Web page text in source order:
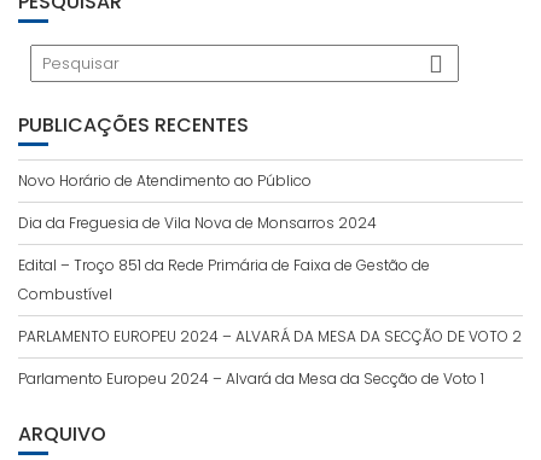
PUBLICAÇÕES RECENTES
Novo Horário de Atendimento ao Público
Dia da Freguesia de Vila Nova de Monsarros 2024
Edital – Troço 851 da Rede Primária de Faixa de Gestão de
Combustível
PARLAMENTO EUROPEU 2024 – ALVARÁ DA MESA DA SECÇÃO DE VOTO 2
Parlamento Europeu 2024 – Alvará da Mesa da Secção de Voto 1
ARQUIVO